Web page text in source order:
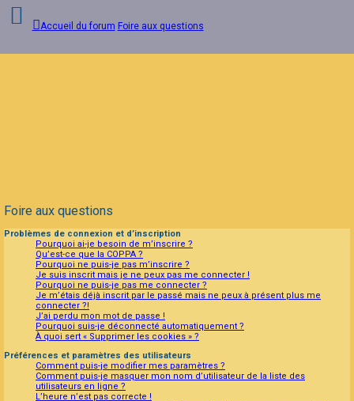
Accueil du forum Foire aux questions
Foire aux questions
Problèmes de connexion et d’inscription
Pourquoi ai-je besoin de m’inscrire ?
Qu’est-ce que la COPPA ?
Pourquoi ne puis-je pas m’inscrire ?
Je suis inscrit mais je ne peux pas me connecter !
Pourquoi ne puis-je pas me connecter ?
Je m’étais déjà inscrit par le passé mais ne peux à présent plus me
connecter ?!
J’ai perdu mon mot de passe !
Pourquoi suis-je déconnecté automatiquement ?
À quoi sert « Supprimer les cookies » ?
Préférences et paramètres des utilisateurs
Comment puis-je modifier mes paramètres ?
Comment puis-je masquer mon nom d’utilisateur de la liste des
utilisateurs en ligne ?
L’heure n’est pas correcte !